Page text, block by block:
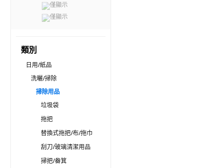
僅顯示
僅顯示
類別
日用/紙品
洗曬/掃除
掃除用品
垃圾袋
拖把
替換式拖把/布/拖巾
刮刀/玻璃清潔用品
掃把/畚箕